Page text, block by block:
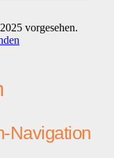
vorgesehen.
Navigation